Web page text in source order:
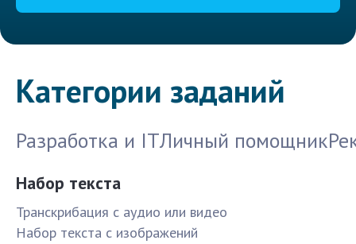
Категории заданий
Разработка и ITЛичный помощник
Набор текста
Транскрибация с аудио или видео
Набор текста с изображений